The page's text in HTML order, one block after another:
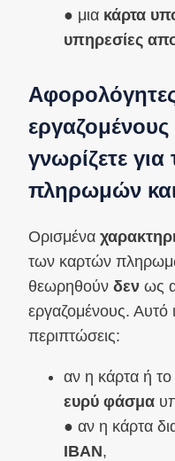
● μια κάρτα
υπηρεσίες
γνωρίζετε για
πληρωμών
Ορισμένα
των καρτών
θεωρηθούν δεν ως
εργαζομένους. Αυτό
περιπτώσεις:
αν η κάρτα ή
ευρύ φάσμα
● αν η κάρτα
IBAN,